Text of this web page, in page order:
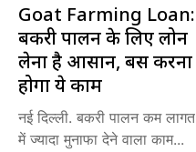
Goat Farming Loan:
बकरी पालन के लिए लोन
लेना है आसान, बस करना
होगा ये काम
नई दिल्ली. बकरी पालन कम लागत
में ज्यादा मुनाफा देने वाला काम...